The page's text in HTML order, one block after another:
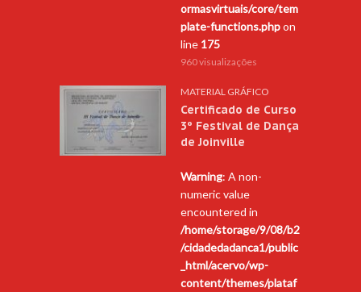
ormasvirtuais/core/tem
plate-functions.phpon
line 175
960 visualizações
MATERIAL GRÁFICO
Certificado de Curso
3º Festival de Dança
de Joinville
Warning: A non-
numeric value
encountered in
/home/storage/9/08/b2
/cidadedadanca1/public
_html/acervo/wp-
content/themes/plataf